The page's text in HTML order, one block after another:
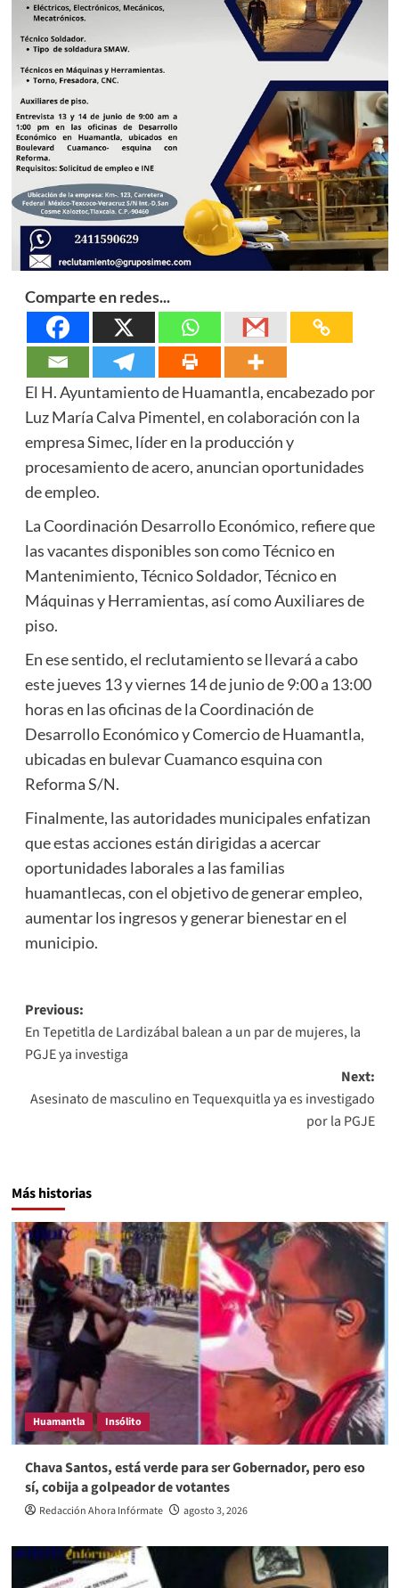
Comparte en redes...
El H. Ayuntamiento de Huamantla, encabezado por
Luz María Calva Pimentel, en colaboración con la
empresa Simec, líder en la producción y
procesamiento de acero, anuncian oportunidades
de empleo.
La Coordinación Desarrollo Económico, refiere que
las vacantes disponibles son como Técnico en
Mantenimiento, Técnico Soldador, Técnico en
Máquinas y Herramientas, así como Auxiliares de
piso.
En ese sentido, el reclutamiento se llevará a cabo
este jueves 13 y viernes 14 de junio de 9:00 a 13:00
horas en las oficinas de la Coordinación de
Desarrollo Económico y Comercio de Huamantla,
ubicadas en bulevar Cuamanco esquina con
Reforma S/N.
Finalmente, las autoridades municipales enfatizan
que estas acciones están dirigidas a acercar
oportunidades laborales a las familias
huamantlecas, con el objetivo de generar empleo,
aumentar los ingresos y generar bienestar en el
municipio.
Post
navigation
Previous:
En Tepetitla de Lardizábal balean a un par de mujeres, la
PGJE ya investiga
Next:
Asesinato de masculino en Tequexquitla ya es investigado
por la PGJE
Más historias
Huamantla Insólito
Chava Santos, está verde para ser Gobernador, pero eso
sí, cobija a golpeador de votantes
Redacción Ahora Infórmate agosto 3, 2026